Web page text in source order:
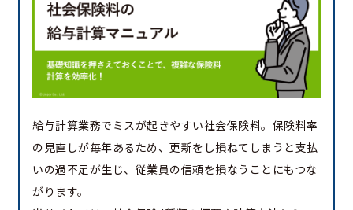
給与計算業務でミスが起きやすい社会保険料。保険料率
の見直しが毎年あるため、更新をし損ねてしまうと支払
いの過不足が生じ、従業員の信頼を損なうことにもつな
がります。